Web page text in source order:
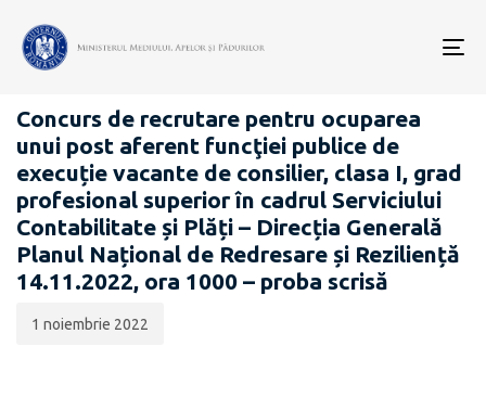
CARIERĂ
Concurs de recrutare pentru ocuparea
unui post aferent funcţiei publice de
execuție vacante de consilier, clasa I, grad
profesional superior în cadrul Serviciului
Contabilitate și Plăți – Direcția Generală
Planul Național de Redresare și Reziliență
14.11.2022, ora 1000 – proba scrisă
publicării:
1 noiembrie 2022